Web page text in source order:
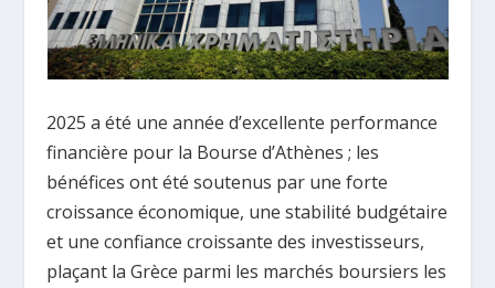
2025 a été une année d’excellente performance
financière pour la Bourse d’Athènes ; les
bénéfices ont été soutenus par une forte
croissance économique, une stabilité budgétaire
et une confiance croissante des investisseurs,
plaçant la Grèce parmi les marchés boursiers les